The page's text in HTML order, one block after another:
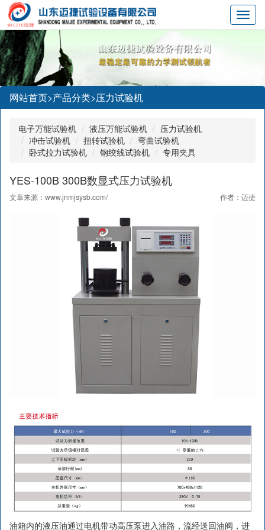
网站首页>产品分类>压力试验机
电子万能试验机 液压万能试验机
压力试验机
冲击试验机
扭转试验机
弯曲试验机
卧式拉力试验机
钢绞线试验机 专用夹具
YES-100B 300B数显式压力试验机
文章来源： www.jnmjsysb.com/ 作者：迈捷
油箱内的液压油通过电机带动高压泵进入油路，流经送回油阀，进